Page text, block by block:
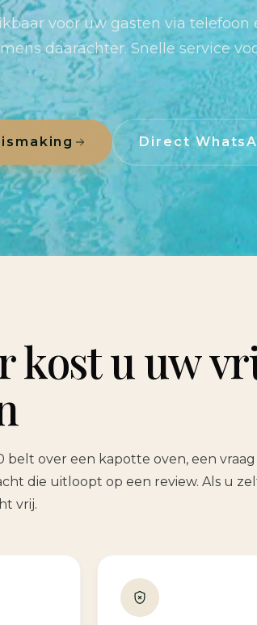
voor uw gasten via telefoon
daarachter. Snelle service
Direct
kost u uw
belt over een kapotte oven, een
die uitloopt op een review. Als u
vrij.